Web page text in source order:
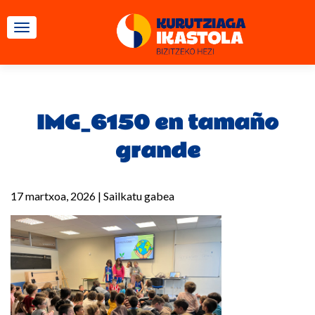
TOGGLE NAVIGATION
IMG_6150 en tamaño
grande
17 martxoa, 2026 | Sailkatu gabea